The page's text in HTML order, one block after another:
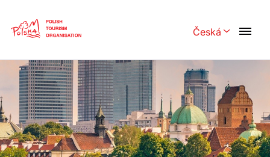
Česká
Polski English
Česká 中国
Dansk Deutsch
Español Français